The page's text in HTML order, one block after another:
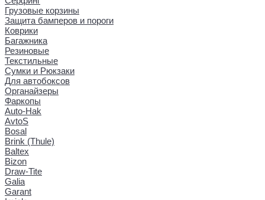
Грузовые корзины
Защита бамперов и пороги
Коврики
Багажника
Резиновые
Текстильные
Сумки и Рюкзаки
Для автобоксов
Органайзеры
Фаркопы
Auto-Hak
AvtoS
Bosal
Brink (Thule)
Baltex
Bizon
Draw-Tite
Galia
Garant